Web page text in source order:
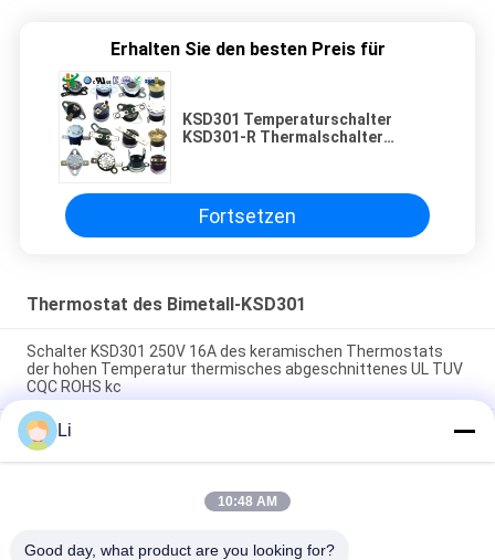
Erhalten Sie den besten Preis für
KSD301 Temperaturschalter
KSD301-R Thermalschalter
Fortsetzen
Thermostat des Bimetall-KSD301
Schalter KSD301 250V 16A des keramischen Thermostats
der hohen Temperatur thermisches abgeschnittenes UL TUV
CQC ROHS kc
Bimetallische Disketten-Schnellaktions-Thermostate,
niedriger temperaturbegrenzter Bedienschalter H31 250V 10
13C
Schnellaktions-Art bimetallische Energie Wechselstroms
Li
10:48 AM
Good day, what product are you looking for?